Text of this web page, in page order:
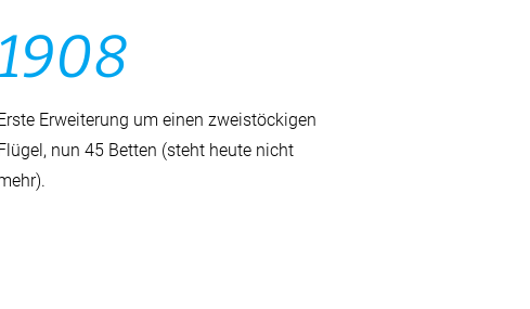
Erste Erweiterung um einen zweistöckigen
Flügel, nun 45 Betten (steht heute nicht